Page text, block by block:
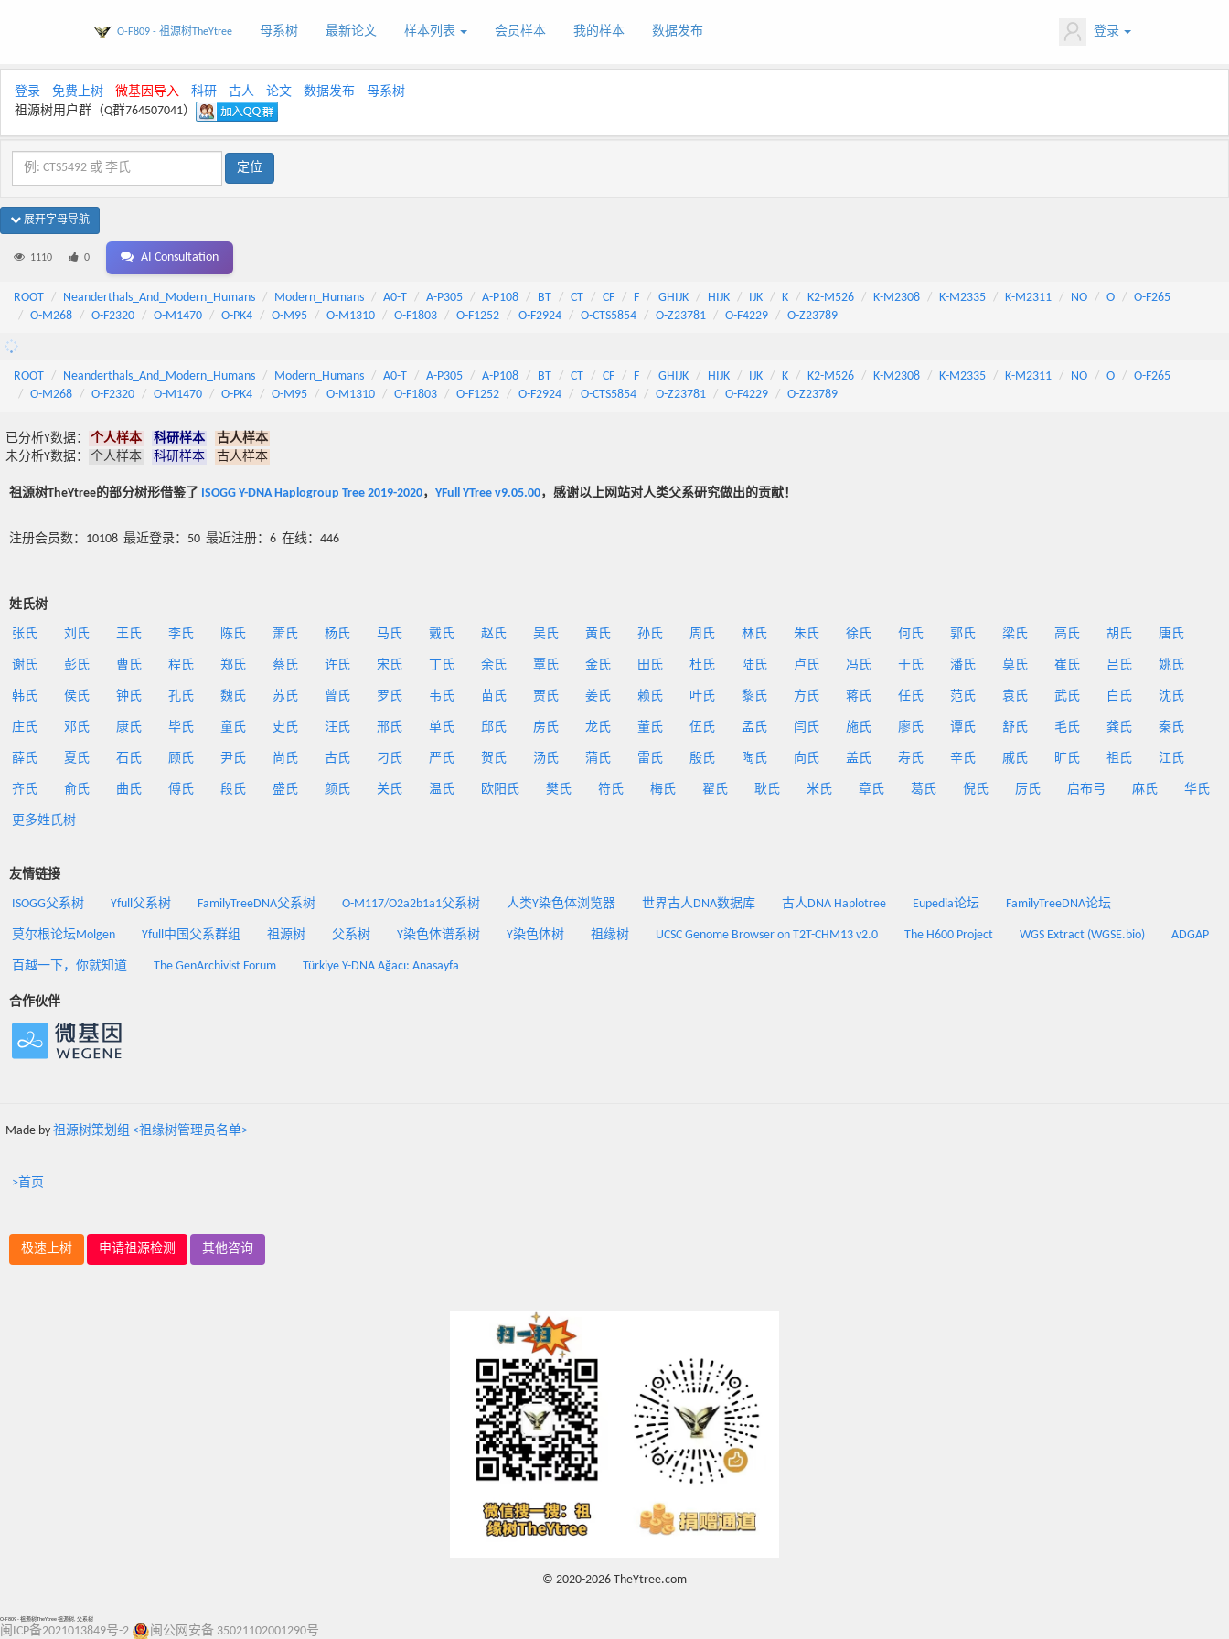
O-F809 - 祖源树TheYtree 母系树 最新论文 样本列表 会员样本 我的样本 数据发布 登录
登录 免费上树 微基因导入 科研 古人 论文 数据发布
母系树
祖源树用户群（Q群764507041）
展开字母导航
1110 0 AI Consultation
ROOT Neanderthals_And_Modern_Humans Modern_Humans A0-T A-P305 A-P108 BT CT CF F GHIJK HIJK IJK K K2-M526 K-M2308 K-M2335 K-M2311 NO O
O-F265
O-M268
O-F2320 O-M1470 O-PK4 O-M95 O-M1310 O-F1803 O-F1252 O-F2924 O-CTS5854 O-Z23781 O-F4229 O-Z23789
ROOT Neanderthals_And_Modern_Humans Modern_Humans A0-T A-P305 A-P108 BT CT CF F GHIJK HIJK IJK K K2-M526 K-M2308 K-M2335 K-M2311 NO O
O-F265
O-M268
O-F2320 O-M1470 O-PK4 O-M95 O-M1310 O-F1803 O-F1252 O-F2924 O-CTS5854 O-Z23781 O-F4229 O-Z23789
已分析Y数据： 个人样本 科研样本
古人样本
未分析Y数据：
个人样本 科研样本 古人样本
祖源树TheYtree的部分树形借鉴了 ISOGG Y-DNA Haplogroup Tree 2019-2020， YFull YTree v9.05.00，感谢以上网站对人类父系研究做出的贡献！
注册会员数：10108 最近登录：50 最近注册：6 在线：446
姓氏树
张氏 刘氏 王氏 李氏 陈氏 萧氏 杨氏 马氏 戴氏 赵氏 吴氏 黄氏 孙氏 周氏 林氏 朱氏 徐氏 何氏 郭氏 梁氏 高氏 胡氏 唐氏
谢氏 彭氏 曹氏 程氏 郑氏 蔡氏 许氏 宋氏 丁氏 余氏 覃氏 金氏 田氏 杜氏 陆氏 卢氏 冯氏 于氏 潘氏 莫氏 崔氏 吕氏 姚氏
韩氏 侯氏 钟氏 孔氏 魏氏 苏氏 曾氏 罗氏 韦氏 苗氏 贾氏 姜氏 赖氏 叶氏 黎氏 方氏 蒋氏 任氏 范氏 袁氏 武氏 白氏 沈氏
庄氏 邓氏 康氏 毕氏 童氏 史氏 汪氏 邢氏 单氏 邱氏 房氏 龙氏 董氏 伍氏 孟氏 闫氏 施氏 廖氏 谭氏 舒氏 毛氏 龚氏 秦氏
薛氏 夏氏 石氏 顾氏 尹氏 尚氏 古氏 刁氏 严氏 贺氏 汤氏 蒲氏 雷氏 殷氏 陶氏 向氏 盖氏 寿氏 辛氏 戚氏 旷氏 祖氏 江氏
齐氏 俞氏 曲氏 傅氏 段氏 盛氏 颜氏 关氏 温氏 欧阳氏 樊氏 符氏 梅氏 翟氏 耿氏 米氏 章氏 葛氏 倪氏 厉氏 启布弓 麻氏 华氏
更多姓氏树
友情链接
ISOGG父系树 Yfull父系树 FamilyTreeDNA父系树 O-M117/O2a2b1a1父系树 人类Y染色体浏览器 世界古人DNA数据库 古人DNA Haplotree Eupedia论坛 FamilyTreeDNA论坛
莫尔根论坛Molgen Yfull中国父系群组 祖源树 父系树 Y染色体谱系树 Y染色体树 祖缘树 UCSC Genome Browser on T2T-CHM13 v2.0 The H600 Project WGS Extract (WGSE.bio) ADGAP
百越一下，你就知道 The GenArchivist Forum Türkiye Y-DNA Ağacı: Anasayfa
合作伙伴
Made by 祖源树策划组 <祖缘树管理员名单>
>首页
极速上树 申请祖源检测 其他咨询
© 2020-2026 TheYtree.com
O-F809 - 祖源树TheYtree 祖源树, 父系树
闽ICP备2021013849号-2 闽公网安备 35021102001290号